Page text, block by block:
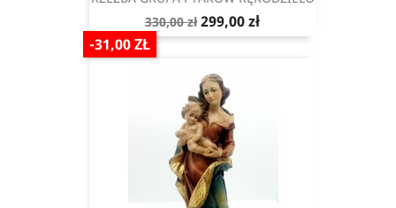
Cena
podstawowa
330,00 zł
-31,00 ZŁ
Cena
299,00 zł